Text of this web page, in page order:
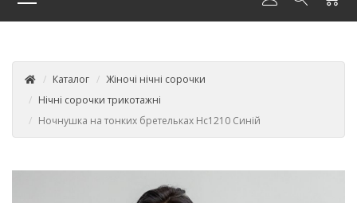
Каталог
Жіночі нічні сорочки
Нічні сорочки трикотажні
Ночнушка на тонких бретельках Нс1210 Синій